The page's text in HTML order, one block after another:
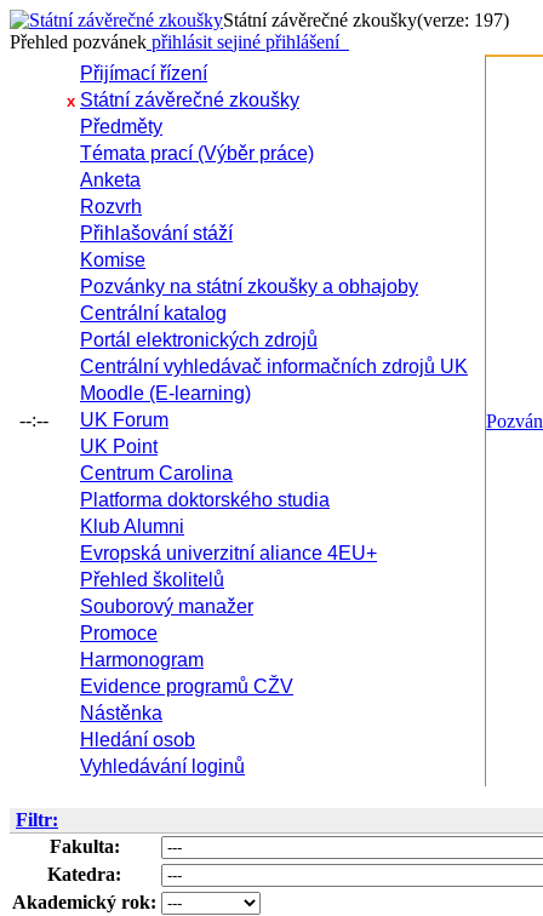
Státní závěrečné zkoušky(verze: 197)
Přehled pozvánek přihlásit sejiné přihlášení
--:--
Přijímací řízení
x Státní závěrečné zkoušky
Předměty
Témata prací (Výběr práce)
Anketa
Rozvrh
Přihlašování stáží
Komise
Pozvánky na státní zkoušky a obhajoby
Centrální katalog
Portál elektronických zdrojů
Centrální vyhledávač informačních zdrojů UK
Moodle (E-learning)
UK Forum
UK Point
Centrum Carolina
Platforma doktorského studia
Klub Alumni
Evropská univerzitní aliance 4EU+
Přehled školitelů
Souborový manažer
Promoce
Harmonogram
Evidence programů CŽV
Nástěnka
Hledání osob
Vyhledávání loginů
Filtr:
Fakulta:
Katedra:
Akademický rok: